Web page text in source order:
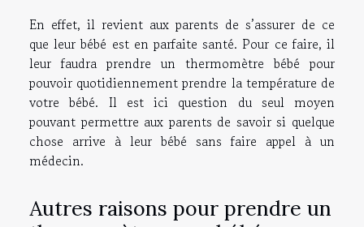
En effet, il revient aux parents de s’assurer de ce
que leur bébé est en parfaite santé. Pour ce faire, il
leur faudra prendre un thermomètre bébé pour
pouvoir quotidiennement prendre la température de
votre bébé. Il est ici question du seul moyen
pouvant permettre aux parents de savoir si quelque
chose arrive à leur bébé sans faire appel à un
médecin.
Autres raisons pour prendre un